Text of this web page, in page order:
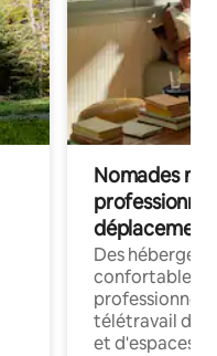
Nomades
déplacement
Des
confortables
professionnels
télétravail
et d'espaces